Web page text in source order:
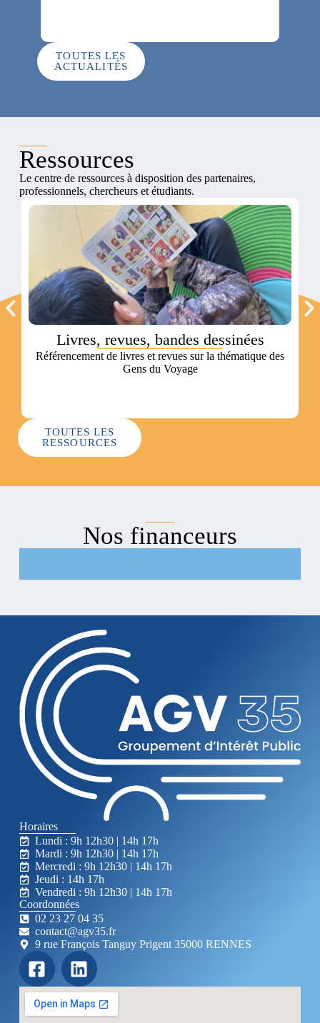
TOUTES LES
ACTUALITÉS
Ressources
Le centre de ressources à disposition des partenaires,
professionnels, chercheurs et étudiants.
Livres, revues, bandes dessinées
Référencement de livres et revues sur la thématique des
Gens du Voyage
TOUTES LES
RESSOURCES
Nos financeurs
Horaires
Lundi : 9h 12h30 | 14h 17h
Mardi : 9h 12h30 | 14h 17h
Mercredi : 9h 12h30 | 14h 17h
Jeudi : 14h 17h
Vendredi : 9h 12h30 | 14h 17h
Coordonnées
02 23 27 04 35
contact@agv35.fr
9 rue François Tanguy Prigent 35000 RENNES